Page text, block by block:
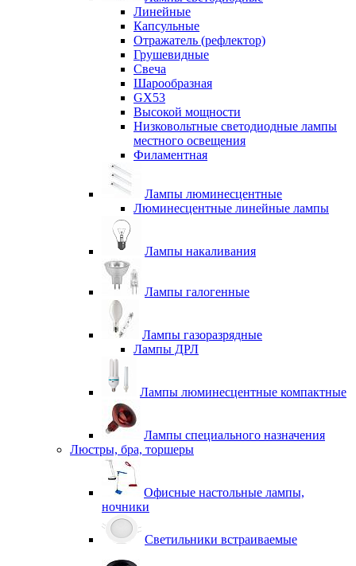
Линейные
Капсульные
Отражатель (рефлектор)
Грушевидные
Свеча
Шарообразная
GX53
Высокой мощности
Низковольтные светодиодные лампы
местного освещения
Филаментная
Лампы люминесцентные
Люминесцентные линейные лампы
Лампы накаливания
Лампы галогенные
Лампы газоразрядные
Лампы ДРЛ
Лампы люминесцентные компактные
Лампы специального назначения
Люстры, бра, торшеры
Офисные настольные лампы,
ночники
Светильники встраиваемые